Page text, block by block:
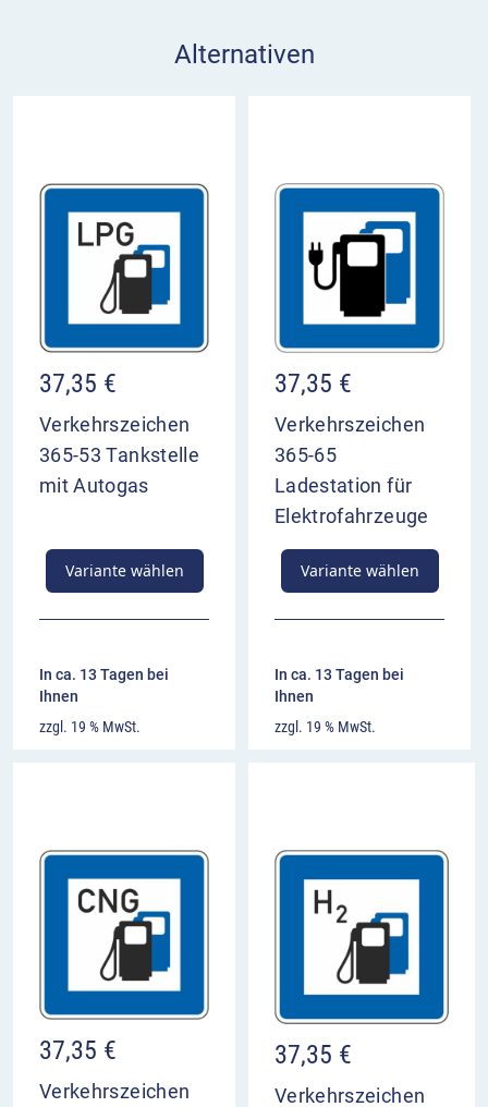
Alternativen
37,35 €
Verkehrszeichen
365-53 Tankstelle
mit Autogas
Variante wählen
In ca. 13 Tagen bei
Ihnen
zzgl. 19 % MwSt.
37,35 €
Verkehrszeichen
365-65
Ladestation für
Elektrofahrzeuge
Variante wählen
In ca. 13 Tagen bei
Ihnen
zzgl. 19 % MwSt.
37,35 €
Verkehrszeichen
37,35 €
Verkehrszeichen